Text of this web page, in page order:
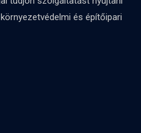
és építőipari